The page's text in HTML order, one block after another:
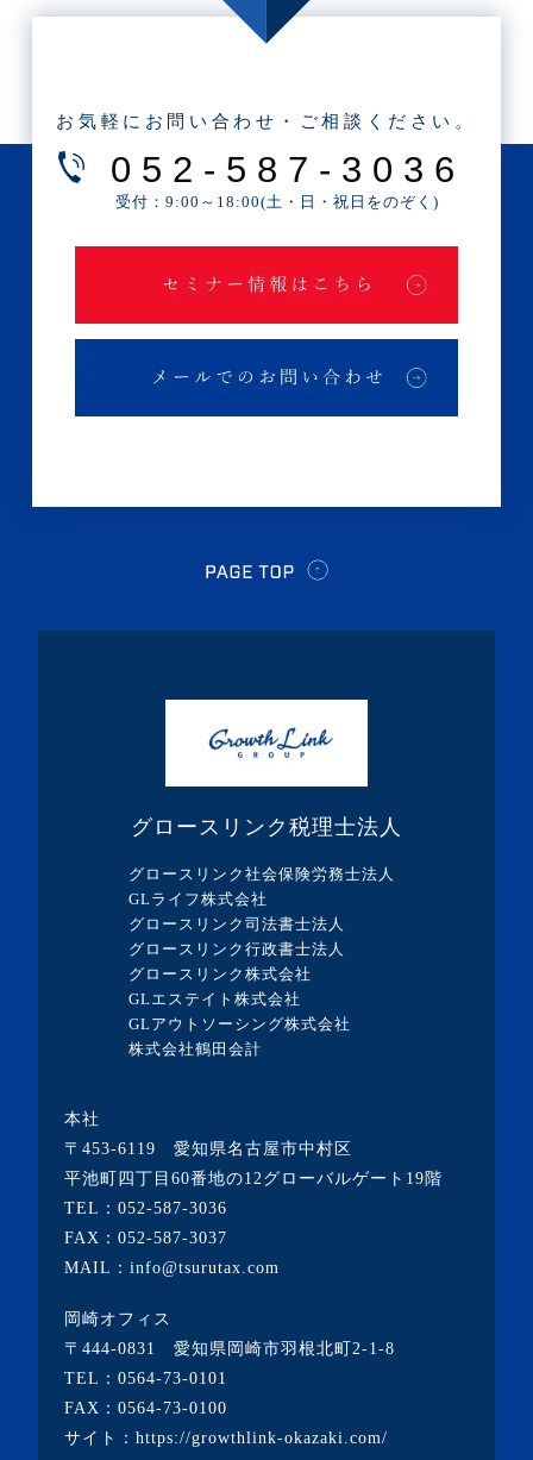
・2025年4月(1記事)
・2025年2月(3記事)
・2025年1月(1記事)
・2023年9月(5記事)
・2023年8月(13記事)
・2023年7月(9記事)
・2023年6月(1記事)
・2023年5月(3記事)
・2023年4月(4記事)
・2023年2月(2記事)
・2023年1月(1記事)
・2022年12月(2記事)
・2022年9月(1記事)
・2022年8月(1記事)
・2022年7月(2記事)
お気軽にお問い合わせ・ご相談ください。
052-587-3036
受付：9:00～18:00(土・日・祝日をのぞく)
グロースリンク税理士法人
グロースリンク社会保険労務士法人
GLライフ株式会社
グロースリンク司法書士法人
グロースリンク行政書士法人
グロースリンク株式会社
GLエステイト株式会社
GLアウトソーシング株式会社
株式会社鶴田会計
本社
〒453-6119 愛知県名古屋市中村区
平池町四丁目60番地の12グローバルゲート19階
TEL： 052-587-3036
FAX：052-587-3037
MAIL：info@tsurutax.com
岡崎オフィス
〒444-0831 愛知県岡崎市羽根北町2-1-8
TEL： 0564-73-0101
FAX：0564-73-0100
サイト： https://growthlink-okazaki.com/